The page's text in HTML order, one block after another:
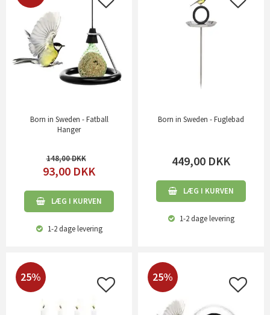
Born in Sweden - Fatball
Hanger
148,00
93,00 DKK
LÆG I KURVEN
1-2 dagelevering
Born in Sweden - Fuglebad
449,00 DKK
LÆG I KURVEN
1-2 dagelevering
25% 25%